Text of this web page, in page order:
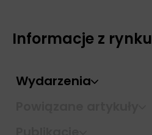
Informacje z rynku
Wydarzenia